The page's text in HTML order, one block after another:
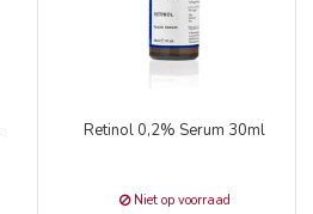
Retinol 0,2% Serum 30ml
Niet op voorraad